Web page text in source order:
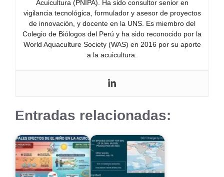
Acuicultura (PNIPA). Ha sido consultor senior en
vigilancia tecnológica, formulador y asesor de proyectos
de innovación, y docente en la UNS. Es miembro del
Colegio de Biólogos del Perú y ha sido reconocido por la
World Aquaculture Society (WAS) en 2016 por su aporte
a la acuicultura.
Entradas relacionadas: